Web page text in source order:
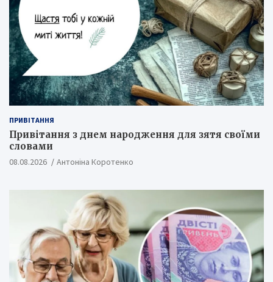
ПРИВІТАННЯ
Привітання з днем народження для зятя своїми
словами
08.08.2026 Антоніна Коротенко